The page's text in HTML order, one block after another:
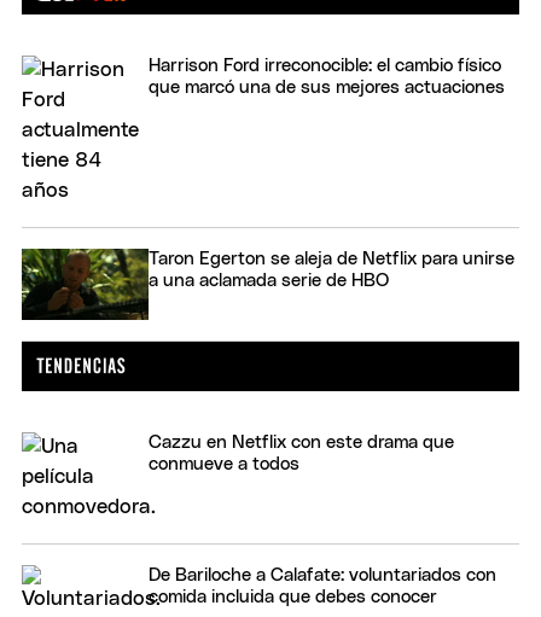
Harrison Ford irreconocible: el cambio físico
que marcó una de sus mejores actuaciones
Taron Egerton se aleja de Netflix para unirse
a una aclamada serie de HBO
Cazzu en Netflix con este drama que
conmueve a todos
De Bariloche a Calafate: voluntariados con
comida incluida que debes conocer